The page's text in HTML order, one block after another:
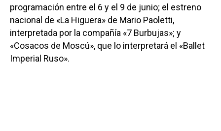
programación entre el 6 y el 9 de junio; el estreno
nacional de «La Higuera» de Mario Paoletti,
interpretada por la compañía «7 Burbujas»; y
«Cosacos de Moscú», que lo interpretará el «Ballet
Imperial Ruso».